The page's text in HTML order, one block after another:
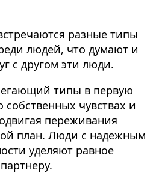
разные типы
людей, что думают и
с другом эти люди.
типы в первую
чувствах и
переживания
план. Люди с надежным
уделяют равное